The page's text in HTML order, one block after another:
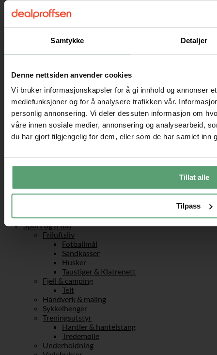
Samtykke Detaljer
Denne nettsiden anvender cookies
Vi bruker informasjonskapsler for å gi innhold og annonser
mediefunksjoner og for å analysere trafikken vår.
personlig annonsering. Vi deler dessuten informasjon om
våre innen sosiale medier, annonsering og analysearbeid,
du har gjort tilgjengelig for dem, eller som de har samlet inn
Tillat alle
Tilpass
Verktøy og DIY
Kjøkken
Trygt hjem
Baderomsartikler
Verktøy for peiser
Vedstativ
Kontor
Kontorstoler
Ergonomiske kontorstoler
Konferansestoler
Sadelstoler
Skrivebord
Skuffeseksjoner til kontoret
Kontortilbehør
Sport og fritid
Friluftsliv
Fotballmål
Sandkasser
Husker
Taustiger & Klatrenett
Fjell & camping
Telt
Håndverk & maling
Sykkelhenger
Treningsutstyr
Hantler & hantelstang
Tredemølle
Underholdning